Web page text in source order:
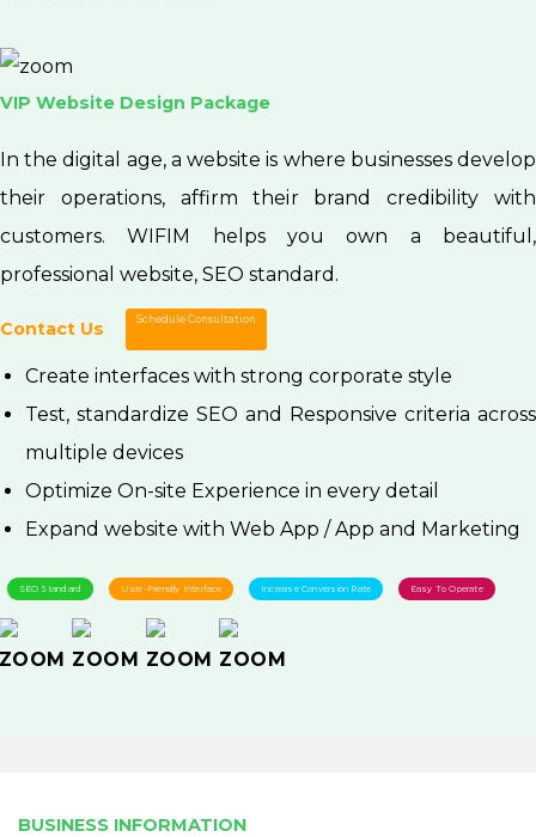
VIP Website Design Package
In the digital age, a website is where businesses develop
their operations, affirm their brand credibility with
customers. WIFIM helps you own a beautiful,
professional website, SEO standard.
Contact Us Schedule Consultation
Create interfaces with strong corporate style
Test, standardize SEO and Responsive criteria across
multiple devices
Optimize On-site Experience in every detail
Expand website with Web App / App and Marketing
SEO Standard User-Friendly Interface Increase Conversion Rate Easy To Operate
BUSINESS INFORMATION